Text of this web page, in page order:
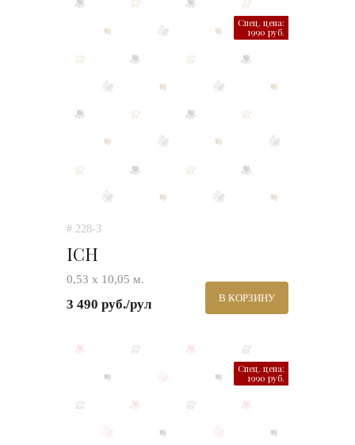
Спец. цена:
1990 руб.
# 228-3
ICH
0,53 х 10,05 м.
3 490 руб./рул В КОРЗИНУ
Спец. цена:
1990 руб.